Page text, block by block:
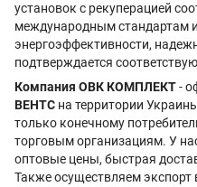
установок с рекуперацией
международным стандартам
энергоэффективности,
подтверждается
Компания ОВК КОМПЛЕКТ-
ВЕНТС на территории
только конечному
торговым организациям. У
оптовые цены, быстрая
Также осуществляем экспорт